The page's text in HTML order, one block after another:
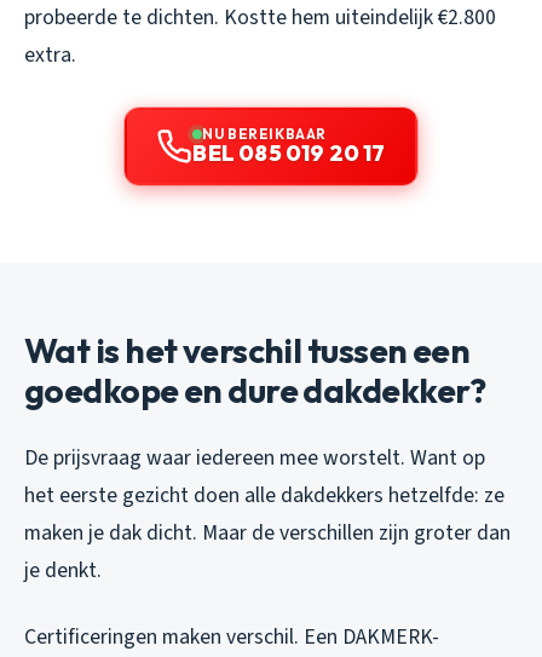
probeerde te dichten. Kostte hem uiteindelijk €2.800
extra.
NU BEREIKBAAR
BEL 085 019 20 17
Wat is het verschil tussen een
goedkope en dure dakdekker?
De prijsvraag waar iedereen mee worstelt. Want op
het eerste gezicht doen alle dakdekkers hetzelfde: ze
maken je dak dicht. Maar de verschillen zijn groter dan
je denkt.
Certificeringen maken verschil. Een DAKMERK-